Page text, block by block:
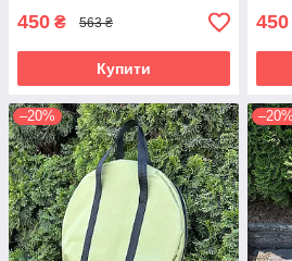
450 ₴ 563 ₴
Купити
450
–20% –20%